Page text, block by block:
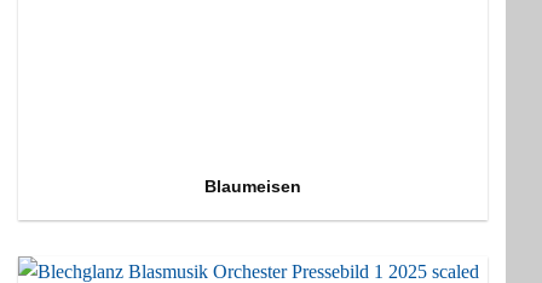
Blaumeisen